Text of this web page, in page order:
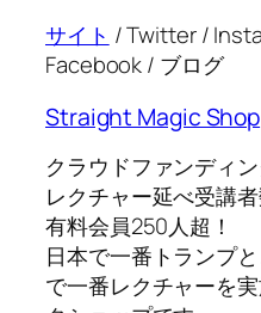
サイト / Twitter /
Facebook / ブログ
Straight Magic Shop
クラウドファンディ
レクチャー延べ受講者
有料会員250人超！
日本で一番トランプ
で一番レクチャーを